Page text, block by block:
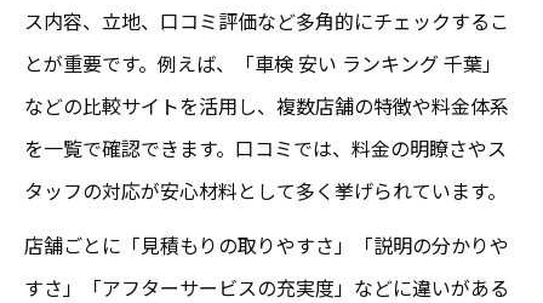
ス内容、立地、口コミ評価など多角的にチェックするこ
とが重要です。例えば、「車検 安い ランキング 千葉」
などの比較サイトを活用し、複数店舗の特徴や料金体系
を一覧で確認できます。口コミでは、料金の明瞭さやス
タッフの対応が安心材料として多く挙げられています。
店舗ごとに「見積もりの取りやすさ」「説明の分かりや
すさ」「アフターサービスの充実度」などに違いがある